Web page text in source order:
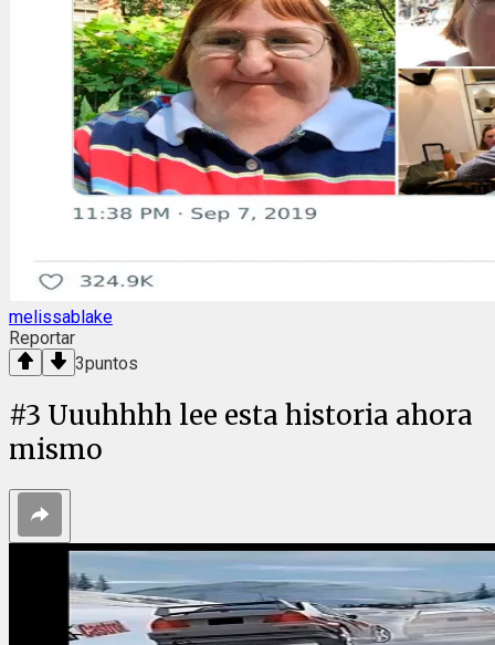
melissablake
Reportar
3puntos
#3 Uuuhhhh lee esta historia ahora
mismo